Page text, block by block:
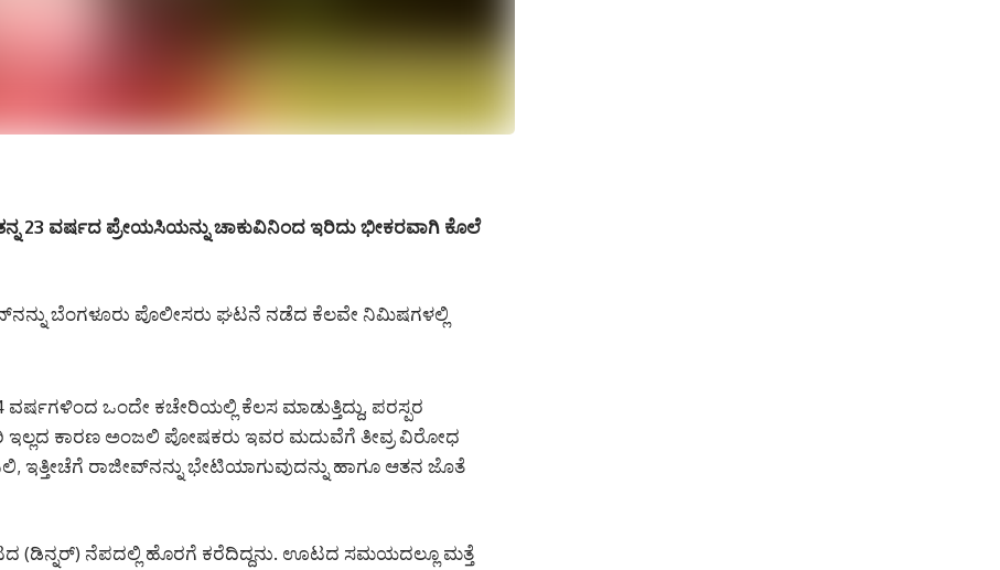
23 ವರ್ಷದ ಪ್ರೇಯಸಿಯನ್ನು ಚಾಕುವಿನಿಂದ ಇರಿದು ಭೀಕರವಾಗಿ ಕೊಲೆ
ಬೆಂಗಳೂರು ಪೊಲೀಸರು ಘಟನೆ ನಡೆದ ಕೆಲವೇ ನಿಮಿಷಗಳಲ್ಲಿ
ಒಂದೇ ಕಚೇರಿಯಲ್ಲಿ ಕೆಲಸ ಮಾಡುತ್ತಿದ್ದು, ಪರಸ್ಪರ
ಸರಿ ಇಲ್ಲದ ಕಾರಣ ಅಂಜಲಿ ಪೋಷಕರು ಇವರ ಮದುವೆಗೆ ತೀವ್ರ ವಿರೋಧ
ಇತ್ತೀಚೆಗೆ ರಾಜೀವ್‌ನನ್ನು ಭೇಟಿಯಾಗುವುದನ್ನು ಹಾಗೂ ಆತನ ಜೊತೆ
(ಡಿನ್ನರ್) ನೆಪದಲ್ಲಿ ಹೊರಗೆ ಕರೆದಿದ್ದನು. ಊಟದ ಸಮಯದಲ್ಲೂ ಮತ್ತೆ